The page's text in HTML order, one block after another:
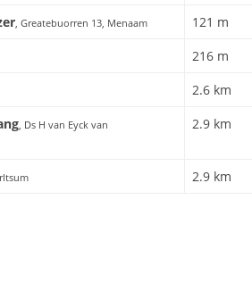
, Greatebuorren 13, Menaam
121 m
216 m
2.6 km
, Ds H van Eyck van
2.9 km
2.9 km